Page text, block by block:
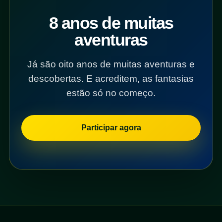
8 anos de muitas
aventuras
Já são oito anos de muitas aventuras e
descobertas. E acreditem, as fantasias
estão só no começo.
Participar agora